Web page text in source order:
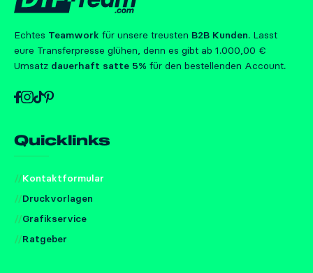
Echtes Teamwork für unsere treusten B2B Kunden. Lasst
eure Transferpresse glühen, denn es gibt ab 1.000,00 €
Umsatz dauerhaft satte 5% für den bestellenden Account.
Quicklinks
Kontaktformular
Druckvorlagen
Grafikservice
Ratgeber